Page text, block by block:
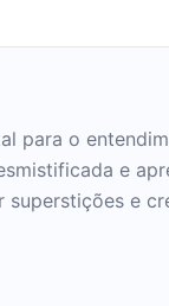
para o
e
e